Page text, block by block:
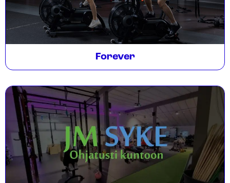
Forever